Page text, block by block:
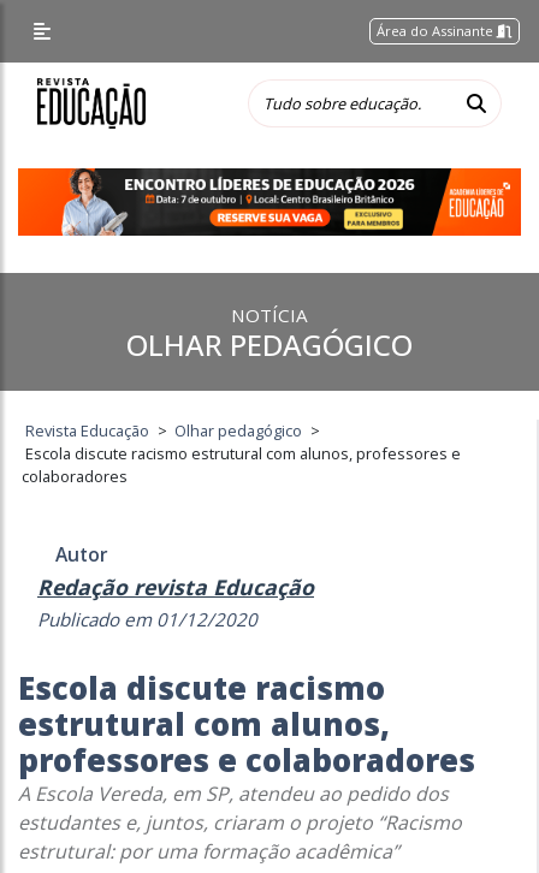
Área do Assinante
NOTÍCIA
OLHAR PEDAGÓGICO
Revista Educação > Olhar pedagógico >
Escola discute racismo estrutural com alunos, professores e
colaboradores
Autor
Redação revista Educação
Publicado em 01/12/2020
Escola discute racismo
estrutural com alunos,
professores e colaboradores
A Escola Vereda, em SP, atendeu ao pedido dos
estudantes e, juntos, criaram o projeto “Racismo
estrutural: por uma formação acadêmica”